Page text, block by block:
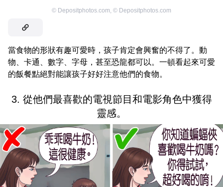
© Depositphotos.com © Depositphotos.com
當食物的形狀有趣可愛時，孩子肯定會興奮的不得了。動
物、卡通、數字、字母，甚至恐龍都可以。一頓看起來可愛
的飯餐點絕對能讓孩子好好注意他們的食物。
3. 從他們最喜歡的電視節目和電影角色中獲得
靈感。